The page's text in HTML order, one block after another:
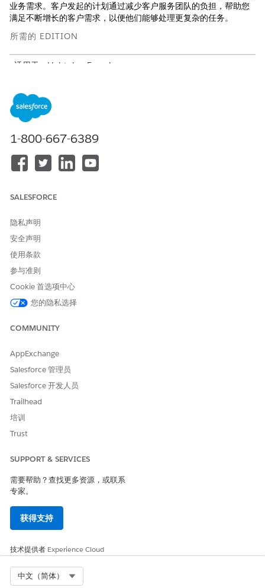
业务需求。客户发起的计划通过减少客户服务团队的负担，帮助您
满足不断增长的客户需求，以便他们能够处理更复杂的任务。
所需的 EDITION
适用于：Lightning Experience
Edition with Field Service and Foundations, 或
Field Service
方案，以满足您的需求。
客户向 AI 客服人员提出以下请求之一：
计划服务预约
取消现有预约
如果客户要求重新计划或取消预约，客服人员会检查预约是否：
不是复杂工作链的一部分
未固定
不在“已取消”或“已完成”状态类别中
全方位流识别这是入站消息传递会话，并将请求定向到客户发起
的计划客服人员。
客服人员会显示欢迎消息，并继续验证客户的身份。
创建消息传递会话和服务预约之间的参与主题。
然后，客服人员触发子客服人员并帮助客户。
1-800-667-6389
SALESFORCE
隐私声明
安全声明
使用条款
参与准则
Cookie 首选项中心
您的隐私选择
COMMUNITY
AppExchange
Salesforce 管理员
Salesforce 开发人员
Trailhead
培训
Trust
SUPPORT & SERVICES
需要帮助？查找更多资源，或联系
专家。
获得支持
技术提供者 Experience Cloud
中文（简体）